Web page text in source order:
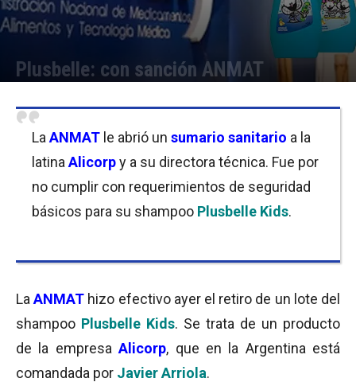
Plusbelle: con sanción ANMAT
La ANMAT le abrió un sumario sanitario a la
latina Alicorpy a su directora técnica. Fue por
no cumplir con requerimientos de seguridad
básicos para su shampoo Plusbelle Kids.
La ANMAT hizo efectivo ayer el retiro de un lote del
shampoo Plusbelle Kids. Se trata de un producto
de la empresaAlicorp, que en la Argentina está
comandada por Javier Arriola.